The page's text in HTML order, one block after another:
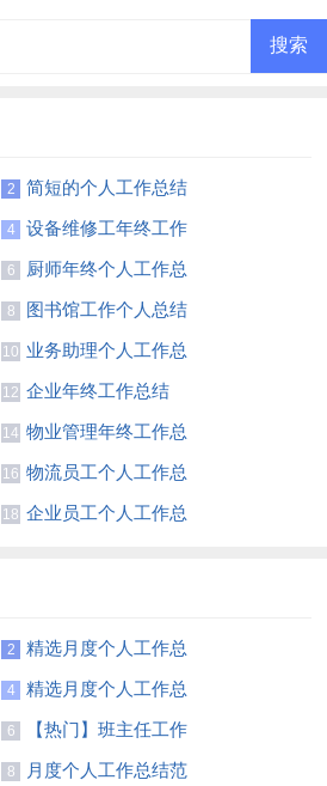
2
简短的个人工作总结
【荐】
4
设备维修工年终工作
总结8篇
6
厨师年终个人工作总
结集锦15篇
8 图书馆工作个人总结
10 业务助理个人工作总
结13篇
12 企业年终工作总结
(合集15篇)
14 物业管理年终工作总
结合集15篇
16 物流员工个人工作总
结13篇
18 企业员工个人工作总
2
精选月度个人工作总
结锦集6篇
4
精选月度个人工作总
结模板集合五篇
6
【热门】班主任工作
总结模板汇总7篇
8 月度个人工作总结范